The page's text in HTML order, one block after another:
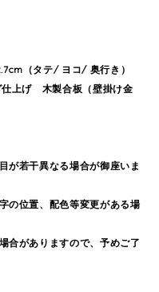
（タテ/ ヨコ/ 奥行き）
上げ 木製合板（壁掛け金
が若干異なる場合が御座いま
の位置、配色等変更がある場
合がありますので、予めご了